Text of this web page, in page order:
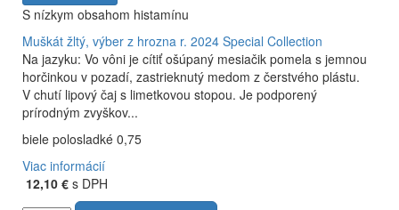
S nízkym obsahom histamínu
Muškát žltý, výber z hrozna r. 2024 Special Collection
Na jazyku: Vo vôni je cítiť ošúpaný mesiačik pomela s jemnou
horčinkou v pozadí, zastrieknutý medom z čerstvého plástu.
V chutí lipový čaj s limetkovou stopou. Je podporený
prírodným zvyškov...
biele polosladké 0,75
Viac informácií
12,10 € s DPH